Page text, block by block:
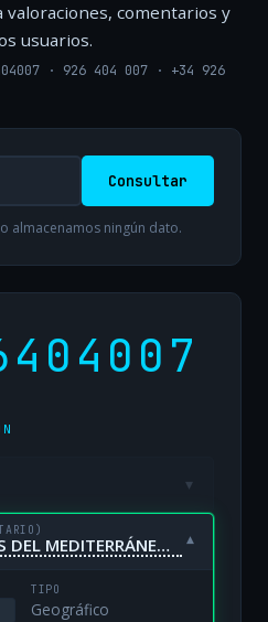
valoraciones, comentarios y
usuarios.
· 926 404 007 · +34 926
Consultar
almacenamos ningún dato.
▾
AIRE NETWORKS DEL MEDITERRÁNEO, S.L. UNIPERSONAL ▾
TIPO
Geográfico